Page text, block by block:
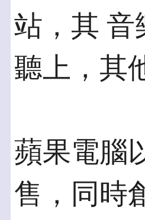
站，其 音
聽上，其
蘋果電腦
售，同時